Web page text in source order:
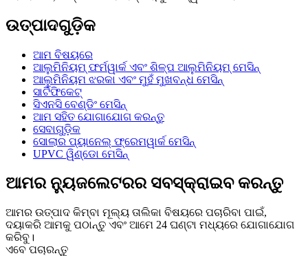
ଉତ୍ପାଦଗୁଡ଼ିକ
ଆମ ବିଷୟରେ
ଆଲୁମିନିୟମ୍ ଫର୍ମୱାର୍କ ଏବଂ ଶିଳ୍ପ ଆଲୁମିନିୟମ୍ ମେସିନ୍
ଆଲୁମିନିୟମ ଝରକା ଏବଂ ମୁହଁ ମୁଖବନ୍ଧ ମେସିନ୍
ସାର୍ଟିଫିକେଟ୍
ସିଏନସି ବେଣ୍ଡିଂ ମେସିନ୍
ଆମ ସହିତ ଯୋଗାଯୋଗ କରନ୍ତୁ
ସେବାଗୁଡ଼ିକ
ସୋଲାର ପ୍ୟାନେଲ୍ ଫ୍ରେମୱାର୍କ ମେସିନ୍
UPVC ୱିଣ୍ଡୋ ମେସିନ୍
ଆମର ନ୍ୟୁଜଲେଟରର ସବସ୍କ୍ରାଇବ କରନ୍ତୁ
ଆମର ଉତ୍ପାଦ କିମ୍ବା ମୂଲ୍ୟ ତାଲିକା ବିଷୟରେ ପଚାରିବା ପାଇଁ,
ଦୟାକରି ଆମକୁ ପଠାନ୍ତୁ ଏବଂ ଆମେ 24 ଘଣ୍ଟା ମଧ୍ୟରେ ଯୋଗାଯୋଗ
କରିବୁ।
ଏବେ ପଚାରନ୍ତୁ